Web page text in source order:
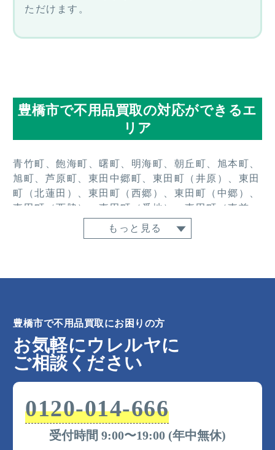
ただけます。
豊橋市で不用品買取の対応ができるエ
リア
青竹町、飽海町、曙町、明海町、朝丘町、旭本町、
旭町、芦原町、東田中郷町、東田町（井原）、東田
町（北蓮田）、東田町（西郷）、東田町（中郷）、
東田町（西脇）、東田町（番地）、東田町（東前
山）、東田町（西前山）、東田町（その他）、東田
仲の町、吾妻町、池見町、伊古部町、石巻小野田
町、井原町、今橋町、飯村町西山、高山、飯村町
町宮下、道合、岩屋町、上地町、植田町、上野町、
魚町、牛川町（池下）、牛川町（押川）、牛川町
（東仲田）、牛川町（西仲田）、牛川町（乗小
路）、牛川町（その他）、牛川通、牛川薬師町、内
張町、雲谷町、雲谷町（上ノ山）、梅薮町、梅薮西
町、瓜郷町、駅前大通、江島町、老津町、老松町、
往完町、大井町、大岩町（小山塚）、大岩町（北
山）、大岩町（北山６）、大岩町（久保田）、大岩
町（東荒田）、大岩町（西荒田）、大岩町（東郷
もっと見る
豊橋市で不用品買取にお困りの方
お気軽にウレルヤに
ご相談ください
0120-014-666
受付時間 9:00〜19:00 (年中無休)